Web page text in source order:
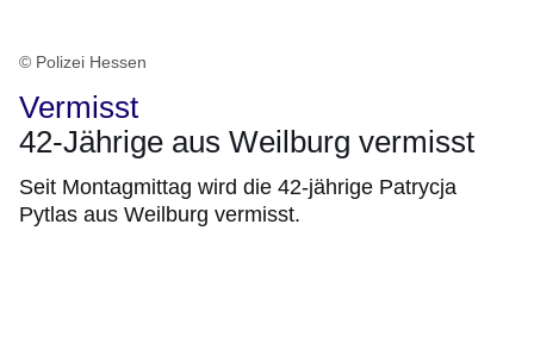
© Polizei Hessen
Vermisst
42-Jährige aus Weilburg vermisst
Seit Montagmittag wird die 42-jährige Patrycja
Pytlas aus Weilburg vermisst.